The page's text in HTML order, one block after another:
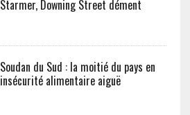
Starmer, Downing Street dément
Soudan du Sud : la moitié du pays en
insécurité alimentaire aiguë